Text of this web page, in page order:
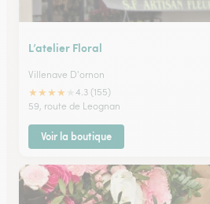
L’atelier Floral
Villenave D'ornon
★★★★
4.3 (155)
59, route de Leognan
Voir la boutique